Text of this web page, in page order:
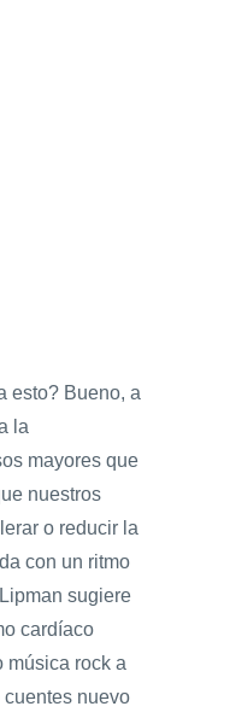
esto? Bueno, a
la
mayores que
nuestros
o reducir la
con un ritmo
sugiere
cardíaco
música rock a
nuevo